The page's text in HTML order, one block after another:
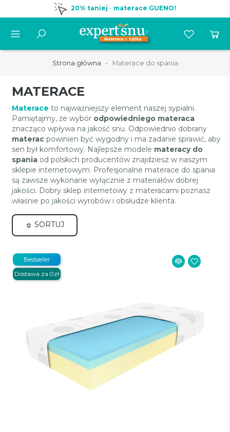
20% taniej - materace GUENO!
Strona główna Materace do spania
MATERACE
Materace to najważniejszy element naszej sypialni.
Pamiętajmy, że wybór odpowiedniego materaca
znacząco wpływa na jakość snu. Odpowiednio dobrany
materac powinien być wygodny i ma zadanie sprawić, aby
sen był komfortowy. Najlepsze modele materacy do
spania od polskich producentów znajdziesz w naszym
sklepie internetowym. Profesjonalne materace do spania
są zawsze wykonane wyłącznie z materiałów dobrej
jakości. Dobry sklep internetowy z materacami poznasz
właśnie po jakości wyrobów i obsłudze klienta.
SORTUJ
Bestseller
Dostawa za 0zł